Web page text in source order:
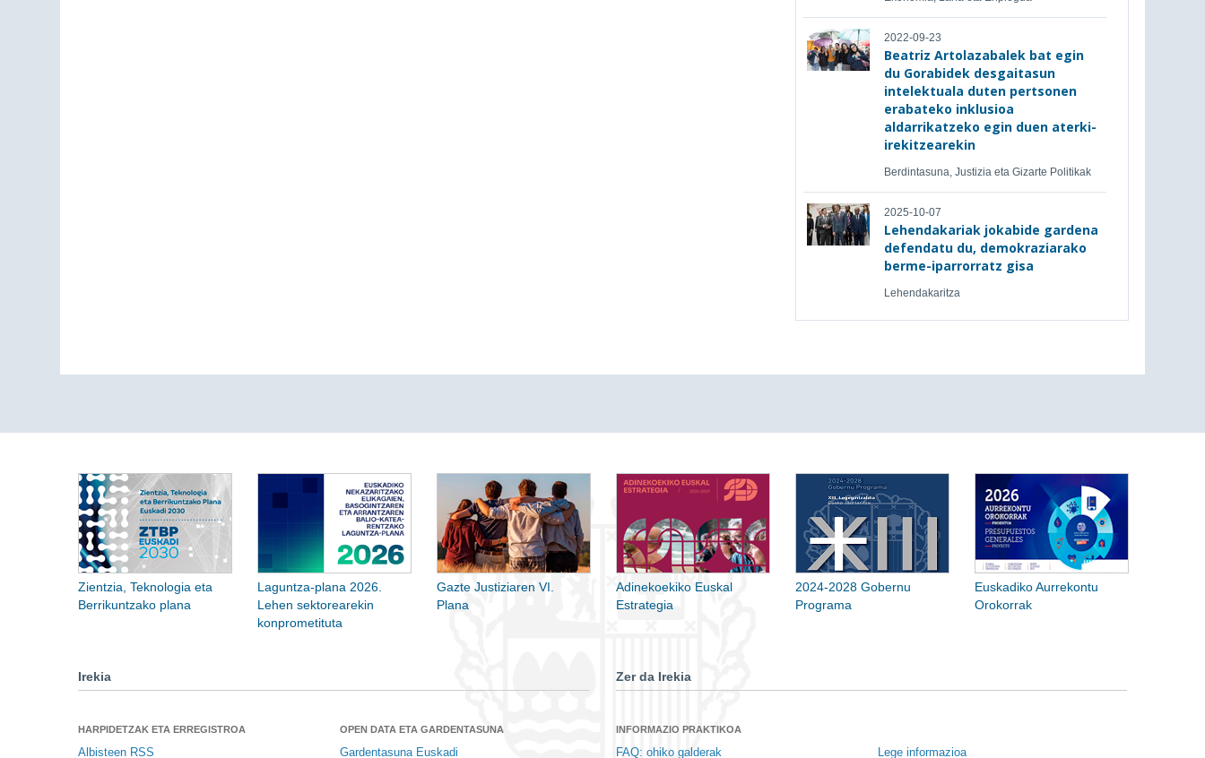
2022-09-23
Beatriz Artolazabalek bat egin
du Gorabidek desgaitasun
intelektuala duten pertsonen
erabateko inklusioa
aldarrikatzeko egin duen aterki-
irekitzearekin
Berdintasuna, Justizia eta Gizarte Politikak
2025-10-07
Lehendakariak jokabide gardena
defendatu du, demokraziarako
berme-iparrorratz gisa
Lehendakaritza
Zientzia, Teknologia eta
Berrikuntzako plana
Laguntza-plana 2026.
Lehen sektorearekin
konprometituta
Gazte Justiziaren VI.
Plana
Adinekoekiko Euskal
Estrategia
2024-2028 Gobernu
Programa
Euskadiko Aurrekontu
Orokorrak
Irekia
HARPIDETZAK ETA ERREGISTROA
Albisteen RSS
OPEN DATA ETA GARDENTASUNA
Gardentasuna Euskadi
Zer da Irekia
INFORMAZIO PRAKTIKOA
FAQ: ohiko galderak Lege informazioa